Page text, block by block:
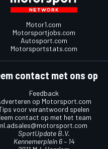
Motor1.com
Motorsportjobs.com
Autosport.com
Motorsportstats.com
contact met ons op
Feedback
op Motorsport.com
voor verantwoord spelen
contact op met het team
nl.adsales@motorsport.com
SportUpdate B.V.
Kennemerplein 6 – 14